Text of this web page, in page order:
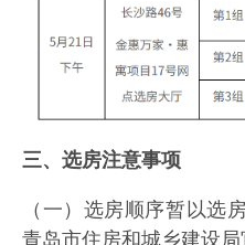
三、选房注意事项
（一）选房顺序暂以选
青岛市住房和城乡建设局